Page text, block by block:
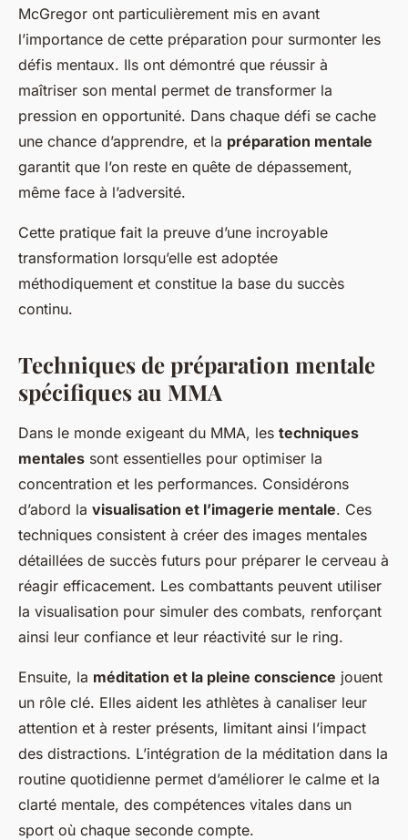
McGregor ont particulièrement mis en avant
l’importance de cette préparation pour surmonter les
défis mentaux. Ils ont démontré que réussir à
maîtriser son mental permet de transformer la
pression en opportunité. Dans chaque défi se cache
une chance d’apprendre, et la préparation mentale
garantit que l’on reste en quête de dépassement,
même face à l’adversité.
Cette pratique fait la preuve d’une incroyable
transformation lorsqu’elle est adoptée
méthodiquement et constitue la base du succès
continu.
Techniques de préparation mentale
spécifiques au MMA
Dans le monde exigeant du MMA, les techniques
mentales sont essentielles pour optimiser la
concentration et les performances. Considérons
d’abord la visualisation et l’imagerie mentale. Ces
techniques consistent à créer des images mentales
détaillées de succès futurs pour préparer le cerveau à
réagir efficacement. Les combattants peuvent utiliser
la visualisation pour simuler des combats, renforçant
ainsi leur confiance et leur réactivité sur le ring.
Ensuite, la méditation et la pleine conscience jouent
un rôle clé. Elles aident les athlètes à canaliser leur
attention et à rester présents, limitant ainsi l’impact
des distractions. L’intégration de la méditation dans la
routine quotidienne permet d’améliorer le calme et la
clarté mentale, des compétences vitales dans un
sport où chaque seconde compte.